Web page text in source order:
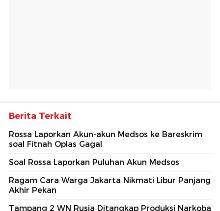
Berita Terkait
Rossa Laporkan Akun-akun Medsos ke Bareskrim
soal Fitnah Oplas Gagal
Soal Rossa Laporkan Puluhan Akun Medsos
Ragam Cara Warga Jakarta Nikmati Libur Panjang
Akhir Pekan
Tampang 2 WN Rusia Ditangkap Produksi Narkoba